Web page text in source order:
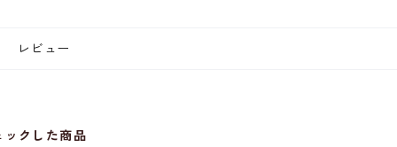
レビュー
ックした商品